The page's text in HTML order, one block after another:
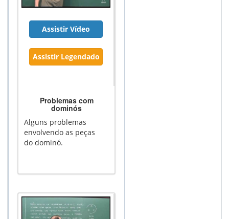
Assistir Vídeo
Assistir Legendado
Problemas com
dominós
Alguns problemas
envolvendo as peças
do dominó.